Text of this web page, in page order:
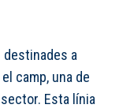
destinades a
camp, una de
Esta línia